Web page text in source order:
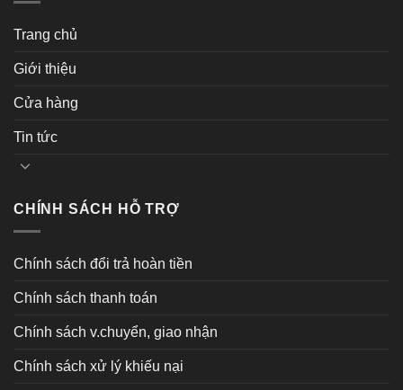
Trang chủ
Giới thiệu
Cửa hàng
Tin tức
CHÍNH SÁCH HỖ TRỢ
Chính sách đổi trả hoàn tiền
Chính sách thanh toán
Chính sách v.chuyển, giao nhận
Chính sách xử lý khiếu nại